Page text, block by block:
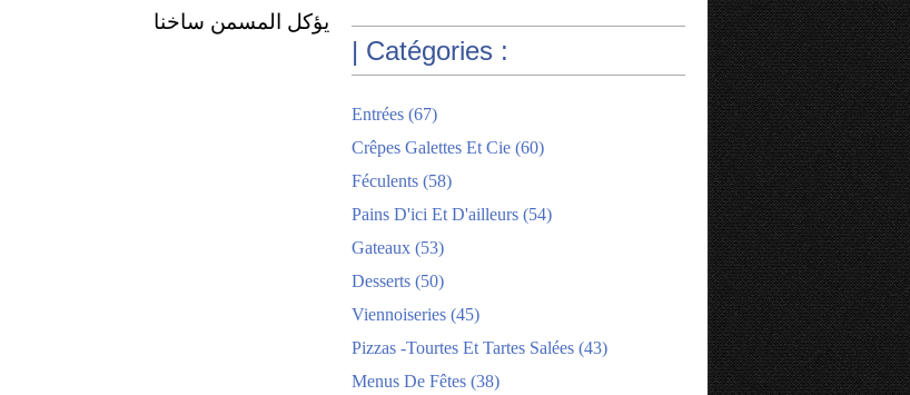
يؤكل المسمن ساخنا
| Catégories :
Entrées (67)
Crêpes Galettes Et Cie (60)
Féculents (58)
Pains D'ici Et D'ailleurs (54)
Gateaux (53)
Desserts (50)
Viennoiseries (45)
Pizzas -tourtes Et Tartes Salées (43)
Menus De Fêtes (38)